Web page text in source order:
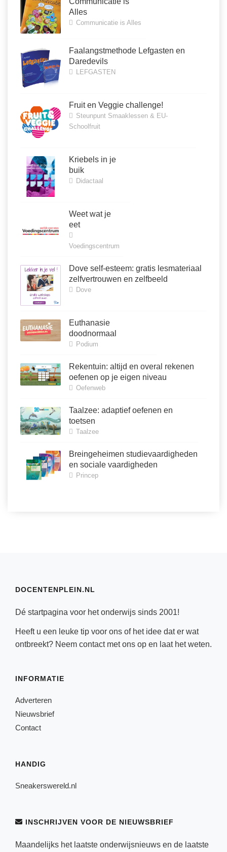
Alles
Communicatie is Alles
Faalangstmethode Lefgasten en
Daredevils
LEFGASTEN
Fruit en Veggie challenge!
Steunpunt Smaaklessen & EU-
Schoolfruit
Kriebels in je
buik
Didactaal
Weet wat je
eet
Voedingscentrum
Dove self-esteem: gratis lesmateriaal
zelfvertrouwen en zelfbeeld
Dove
Euthanasie
doodnormaal
Podium
Rekentuin: altijd en overal rekenen
oefenen op je eigen niveau
Oefenweb
Taalzee: adaptief oefenen en
toetsen
Taalzee
Breingeheimen studievaardigheden
en sociale vaardigheden
Princep
DOCENTENPLEIN.NL
Dé startpagina voor het onderwijs sinds 2001!
Heeft u een leuke tip voor ons of het idee dat er wat
ontbreekt? Neem contactmet ons op en laat het weten.
INFORMATIE
Adverteren
Nieuwsbrief
Contact
HANDIG
Sneakerswereld.nl
INSCHRIJVEN VOOR DE NIEUWSBRIEF
Maandelijks het laatste onderwijsnieuws en de laatste